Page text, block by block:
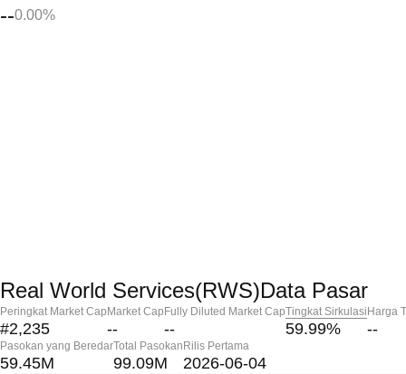
--0.00%
Real World Services(RWS)Data Pasar
Peringkat Market Cap
#2,235
Market Cap
--
Fully Diluted Market Cap
--
Tingkat Sirkulasi
59.99%
Harga
--
Pasokan yang Beredar
59.45M
Total Pasokan
99.09M
Rilis Pertama
2026-06-04